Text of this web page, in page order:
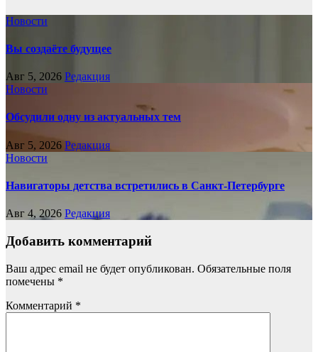
Новости
Вы создаёте будущее
Авг 5, 2026 Редакция
Новости
Обсудили одну из актуальных тем
Авг 5, 2026 Редакция
Новости
Навигаторы детства встретились в Санкт-Петербурге
Авг 4, 2026 Редакция
Добавить комментарий
Ваш адрес email не будет опубликован. Обязательные поля
помечены *
Комментарий *